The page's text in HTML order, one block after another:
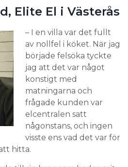
består av smältsäkringar
där barn vistas ska de
betjäningsplanet eller i ett
att skruva loss och då är
längre. Om ett barn
blir det farligt.
KRÄVS VID
och andra
Elite El i Västerås
– I en villa var det fullt
av nollfel i köket. När jag
började felsöka tyckte
jag att det var något
konstigt med
matningarna och
frågade kunden var
elcentralen satt
någonstans, och ingen
visste ens vad det var för
hitta.